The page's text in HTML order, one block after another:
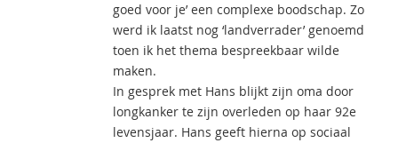
goed voor je’ een complexe boodschap. Zo
werd ik laatst nog ‘landverrader’ genoemd
toen ik het thema bespreekbaar wilde
maken.
In gesprek met Hans blijkt zijn oma door
longkanker te zijn overleden op haar 92e
levensjaar. Hans geeft hierna op sociaal